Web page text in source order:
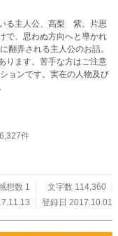
る主人公、高梨 紫。片思
で、思わぬ方向へと導かれ
ります。苦手な方はご注意
件
想数 1
文字数 114,360
登録日 2017.10.01